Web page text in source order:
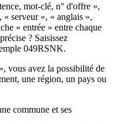
mot-clé, n° d'offre »,
« serveur », « anglais »,
« entrée » entre chaque
? Saisissez
049RSNK.
vous avez la possibilité de
une région, un pays ou
commune et ses